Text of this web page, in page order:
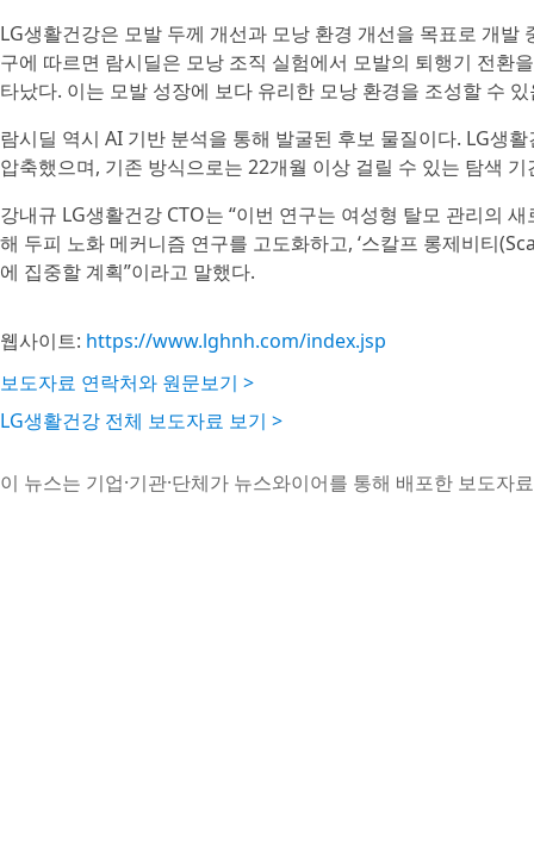
LG생활건강은 모발 두께 개선과 모낭 환경 개선을 목표로 개발
구에 따르면 람시딜은 모낭 조직 실험에서 모발의 퇴행기 전
타났다. 이는 모발 성장에 보다 유리한 모낭 환경을 조성할 수
람시딜 역시 AI 기반 분석을 통해 발굴된 후보 물질이다. LG생
압축했으며, 기존 방식으로는 22개월 이상 걸릴 수 있는 탐색
강내규 LG생활건강 CTO는 “이번 연구는 여성형 탈모 관리의
해 두피 노화 메커니즘 연구를 고도화하고, ‘스칼프 롱제비티
에 집중할 계획”이라고 말했다.
웹사이트: https://www.lghnh.com/index.jsp
보도자료 연락처와 원문보기 >
LG생활건강 전체 보도자료 보기 >
이 뉴스는 기업·기관·단체가 뉴스와이어를 통해 배포한 보도자